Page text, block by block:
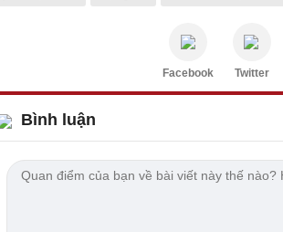
Facebook Twitter
Bình luận